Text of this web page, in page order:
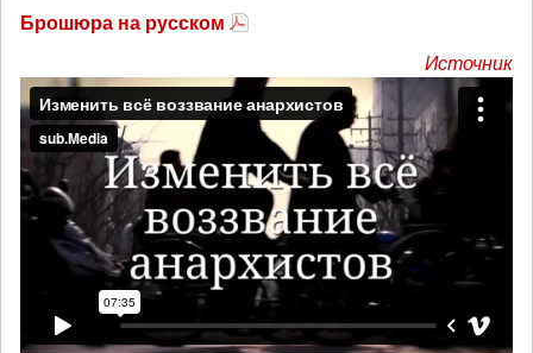
Брошюра на русском
Источник